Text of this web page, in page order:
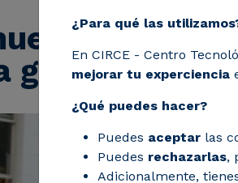
planes
gracias al
¿Para qué las
En CIRCE - Centro
mejorar tu experciencia
¿Qué puedes hacer?
Puedes aceptarlas
Puedes rechazarlas,
Adicionalmente,